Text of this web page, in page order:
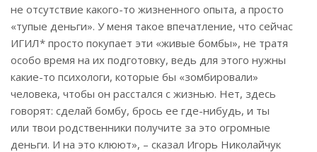
не отсутствие какого-то жизненного опыта, а просто
«тупые деньги». У меня такое впечатление, что сейчас
ИГИЛ* просто покупает эти «живые бомбы», не тратя
особо время на их подготовку, ведь для этого нужны
какие-то психологи, которые бы «зомбировали»
человека, чтобы он расстался с жизнью. Нет, здесь
говорят: сделай бомбу, брось ее где-нибудь, и ты
или твои родственники получите за это огромные
деньги. И на это клюют», – сказал Игорь Николайчук